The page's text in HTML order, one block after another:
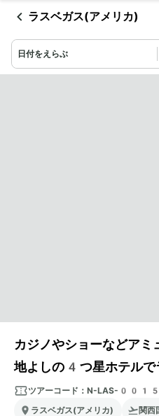
ラスベガス(アメリカ)
日付をえらぶ
カジノやショーなどアミ
地よしの4つ星ホテルで
ツアーコード： N-LAS-
ラスベガス(アメリカ)
関西